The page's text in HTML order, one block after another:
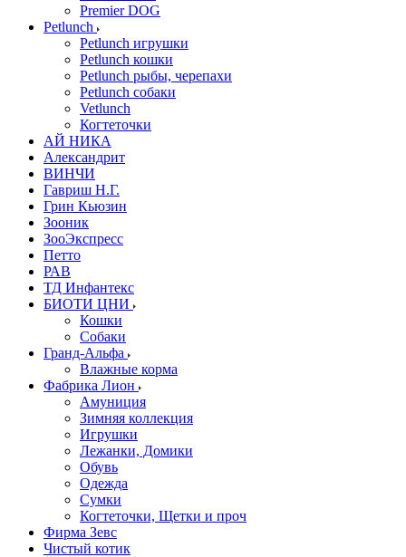
Premier DOG
Petlunch
Petlunch игрушки
Petlunch кошки
Petlunch рыбы, черепахи
Petlunch собаки
Vetlunch
Когтеточки
АЙ НИКА
Александрит
ВИНЧИ
Гавриш Н.Г.
Грин Кьюзин
Зооник
ЗооЭкспресс
Петто
РАВ
ТД Инфантекс
БИОТИ ЦНИ
Кошки
Собаки
Гранд-Альфа
Влажные корма
Фабрика Лион
Амуниция
Зимняя коллекция
Игрушки
Лежанки, Домики
Обувь
Одежда
Сумки
Когтеточки, Щетки и проч
Фирма Зевс
Чистый котик